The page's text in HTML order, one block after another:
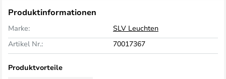
Produktinformationen
Marke:
SLV Leuchten
Artikel Nr.:
70017367
Produktvorteile